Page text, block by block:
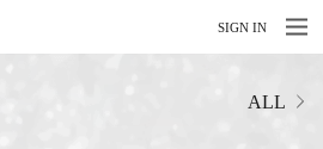
SIGN IN
NEWS
ALL